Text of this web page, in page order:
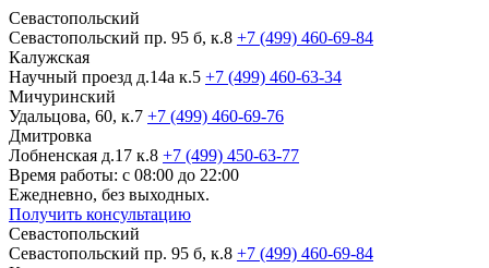
Севастопольский
Севастопольский пр. 95 б, к.8 +7 (499) 460-69-84
Калужская
Научный проезд д.14а к.5 +7 (499) 460-63-34
Мичуринский
Удальцова, 60, к.7 +7 (499) 460-69-76
Дмитровка
Лобненская д.17 к.8 +7 (499) 450-63-77
Время работы: с 08:00 до 22:00
Ежедневно, без выходных.
Получить консультацию
Севастопольский
Севастопольский пр. 95 б, к.8 +7 (499) 460-69-84